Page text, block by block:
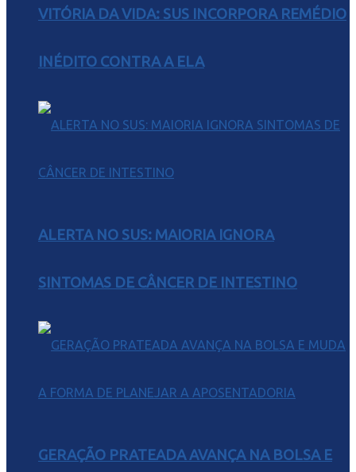
VITÓRIA DA VIDA: SUS INCORPORA REMÉDIO
INÉDITO CONTRA A ELA
ALERTA NO SUS: MAIORIA IGNORA
SINTOMAS DE CÂNCER DE INTESTINO
GERAÇÃO PRATEADA AVANÇA NA BOLSA E